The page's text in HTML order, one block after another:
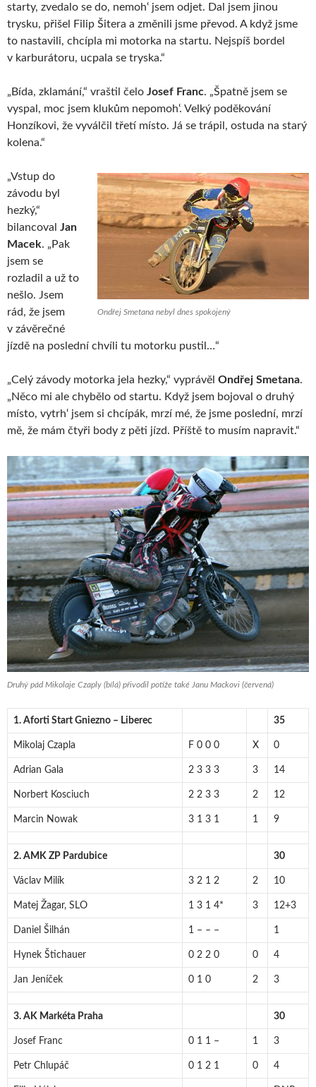
starty, zvedalo se do, nemoh‘ jsem odjet. Dal jsem jinou
trysku, přišel Filip Šitera a změnili jsme převod. A když jsme
to nastavili, chcípla mi motorka na startu. Nejspíš bordel
v karburátoru, ucpala se tryska.“
„Bída, zklamání,“ vraštil čelo Josef Franc. „Špatně jsem se
vyspal, moc jsem klukům nepomoh‘. Velký poděkování
Honzíkovi, že vyválčil třetí místo. Já se trápil, ostuda na starý
kolena.“
Ondřej Smetana nebyl dnes spokojený
„Vstup do
závodu byl
hezký,“
bilancoval Jan
Macek. „Pak
jsem se
rozladil a už to
nešlo. Jsem
rád, že jsem
v závěrečné
jízdě na poslední chvíli tu motorku pustil…“
„Celý závody motorka jela hezky,“ vyprávěl Ondřej Smetana.
„Něco mi ale chybělo od startu. Když jsem bojoval o druhý
místo, vytrh‘ jsem si chcípák, mrzí mé, že jsme poslední, mrzí
mě, že mám čtyři body z pěti jízd. Příště to musím napravit.“
Druhý pád Mikolaje Czaply (bílá) přivodil potíže také Janu Mackovi (červená)
1. Aforti Start Gniezno – Liberec 35
Mikolaj Czapla F 0 0 0 X 0
Adrian Gala 2 3 3 3 3 14
Norbert Kosciuch 2 2 3 3 2 12
Marcin Nowak 3 1 3 1 1 9
2. AMK ZP Pardubice 30
Václav Milík 3 2 1 2 2 10
Matej Žagar, SLO 1 3 1 4* 3 12+3
Daniel Šilhán 1 – – – 1
Hynek Štichauer 0 2 2 0 0 4
Jan Jeníček 0 1 0 2 3
3. AK Markéta Praha 30
Josef Franc 0 1 1 – 1 3
Petr Chlupáč 0 1 2 1 0 4